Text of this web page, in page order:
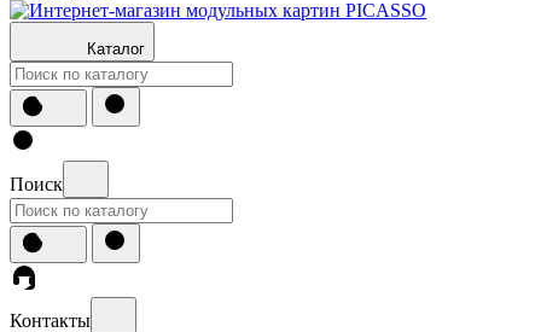
Каталог
Поиск
Контакты